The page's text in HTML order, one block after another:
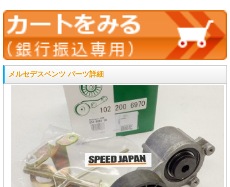
メルセデスベンツ パーツ詳細